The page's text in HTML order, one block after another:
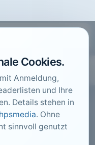
Cookies.
Anmeldung,
und Ihre
Details stehen in
. Ohne
sinnvoll genutzt